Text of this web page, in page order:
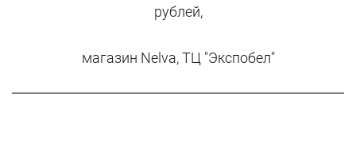
рублей,
магазин Nelva, ТЦ "Экспобел"